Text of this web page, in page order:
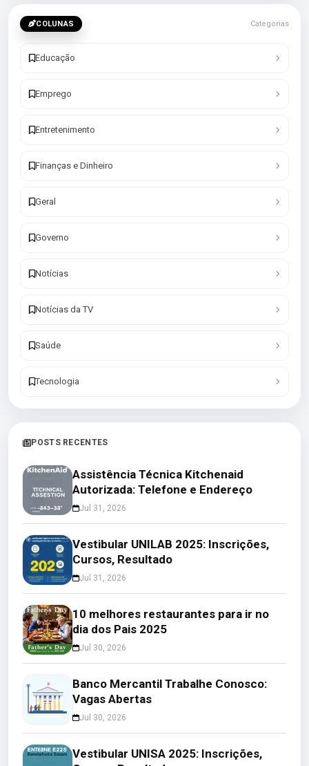
COLUNAS Categorias
Educação
Emprego
Entretenimento
Finanças e Dinheiro
Geral
Governo
Notícias
Notícias da TV
Saúde
Tecnologia
POSTS RECENTES
Assistência Técnica Kitchenaid
Autorizada: Telefone e Endereço
Jul 31, 2026
Vestibular UNILAB 2025: Inscrições,
Cursos, Resultado
Jul 31, 2026
10 melhores restaurantes para ir no
dia dos Pais 2025
Jul 30, 2026
Banco Mercantil Trabalhe Conosco:
Vagas Abertas
Jul 30, 2026
Vestibular UNISA 2025: Inscrições,